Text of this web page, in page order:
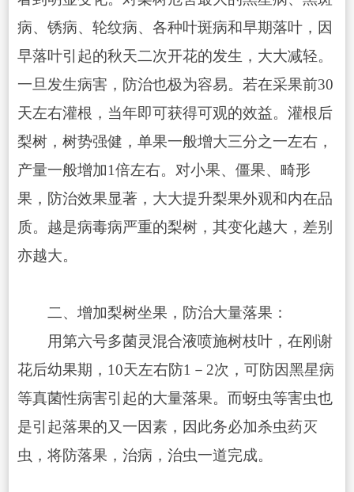
病、锈病、轮纹病、各种叶斑病和早期落叶，因
早落叶引起的秋天二次开花的发生，大大减轻。
一旦发生病害，防治也极为容易。若在采果前30
天左右灌根，当年即可获得可观的效益。灌根后
梨树，树势强健，单果一般增大三分之一左右，
产量一般增加1倍左右。对小果、僵果、畸形
果，防治效果显著，大大提升梨果外观和内在品
质。越是病毒病严重的梨树，其变化越大，差别
亦越大。
二、增加梨树坐果，防治大量落果：
用第六号多菌灵混合液喷施树枝叶，在刚谢
花后幼果期，10天左右防1－2次，可防因黑星病
等真菌性病害引起的大量落果。而蚜虫等害虫也
是引起落果的又一因素，因此务必加杀虫药灭
虫，将防落果，治病，治虫一道完成。